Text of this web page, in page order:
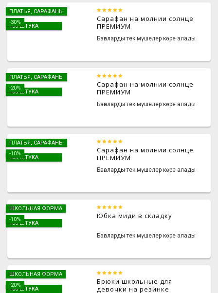
100 ШТУКА
ПЛАТЬЯ, САРАФАНЫ
-30%
100 ШТУКА
Сарафан на молнии солнце
ПРЕМИУМ
Бағаларды тек мүшелер көре алады
ПЛАТЬЯ, САРАФАНЫ
-20%
100 ШТУКА
Сарафан на молнии солнце
ПРЕМИУМ
Бағаларды тек мүшелер көре алады
ПЛАТЬЯ, САРАФАНЫ
-10%
100 ШТУКА
Сарафан на молнии солнце
ПРЕМИУМ
Бағаларды тек мүшелер көре алады
ШКОЛЬНАЯ ФОРМА
-10%
100 ШТУКА
Юбка миди в складку
Бағаларды тек мүшелер көре алады
ШКОЛЬНАЯ ФОРМА
-20%
Брюки школьные для
девочки на резинке